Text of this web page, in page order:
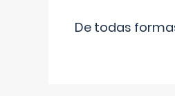
De todas